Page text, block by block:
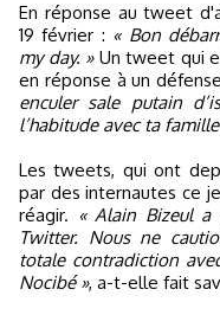
En réponse au tweet
19 février : « Bon
my day. »Un tweet qui
en réponse à un
enculer sale putain
l’habitude avec ta
Les tweets, qui ont
par des internautes ce
réagir. « Alain Bizeul
Twitter. Nous ne
totale contradiction
Nocibé », a-t-elle fait